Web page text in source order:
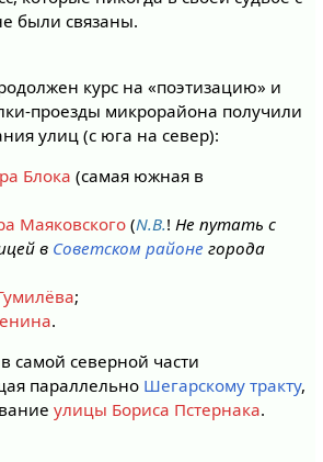
были связаны.
курс на «поэтизацию» и
проезды микрорайона получили
улиц (с юга на север):
Блока (самая южная в
Маяковского (N.B.! Не путать с
в Советском районе города
;
.
самой северной части
параллельно Шегарскому тракту,
улицы Бориса Пстернака.